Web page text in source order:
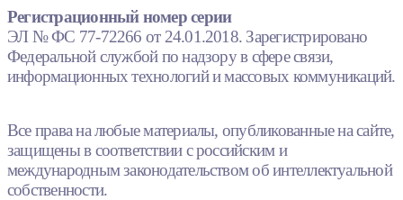
Регистрационный номер серии
ЭЛ № ФС 77-72266 от 24.01.2018. Зарегистрировано
Федеральной службой по надзору в сфере связи,
информационных технологий и массовых коммуникаций.
Все права на любые материалы, опубликованные на сайте,
защищены в соответствии с российским и
международным законодательством об интеллектуальной
собственности.